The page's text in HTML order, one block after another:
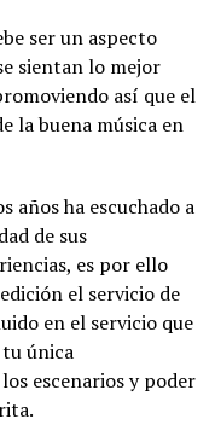
ser un aspecto
sientan lo mejor
así que el
la buena música en
años ha escuchado a
de sus
es por ello
el servicio de
en el servicio que
única
escenarios y poder